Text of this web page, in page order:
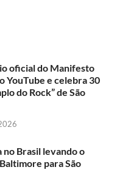
oficial do Manifesto
YouTube e celebra 30
do Rock” de São
no Brasil levando o
para São